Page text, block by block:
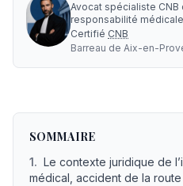
Avocat spécialiste
responsabilité médicale
Certifié CNB
Barreau de Aix-en-
SOMMAIRE
1. Le contexte juridique de
médical, accident de la